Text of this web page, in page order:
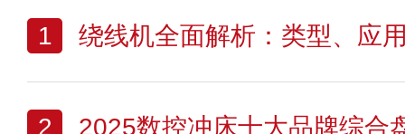
1 绕线机全面解析：类型、应用
2 2025数控冲床十大品牌综合